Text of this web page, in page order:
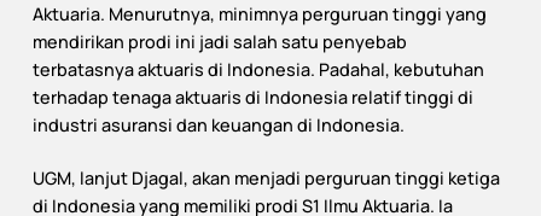
Aktuaria. Menurutnya, minimnya perguruan tinggi yang
mendirikan prodi ini jadi salah satu penyebab
terbatasnya aktuaris di Indonesia. Padahal, kebutuhan
terhadap tenaga aktuaris di Indonesia relatif tinggi di
industri asuransi dan keuangan di Indonesia.
UGM, lanjut Djagal, akan menjadi perguruan tinggi ketiga
di Indonesia yang memiliki prodi S1 Ilmu Aktuaria. Ia